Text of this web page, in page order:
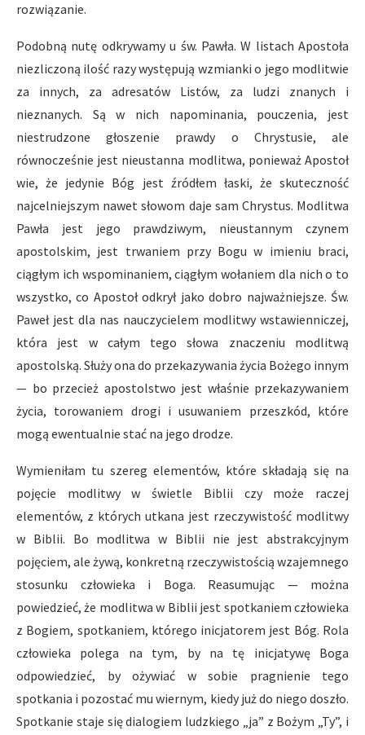
rozwiązanie.
Podobną nutę odkrywamy u św. Pawła. W listach Apostoła
niezliczoną ilość razy występują wzmianki o jego modlitwie
za innych, za adresatów Listów, za ludzi znanych i
nieznanych. Są w nich napominania, pouczenia, jest
niestrudzone głoszenie prawdy o Chrystusie, ale
równocześnie jest nieustanna modlitwa, ponieważ Apostoł
wie, że jedynie Bóg jest źródłem łaski, że skuteczność
najcelniejszym nawet słowom daje sam Chrystus. Modlitwa
Pawła jest jego prawdziwym, nieustannym czynem
apostolskim, jest trwaniem przy Bogu w imieniu braci,
ciągłym ich wspominaniem, ciągłym wołaniem dla nich o to
wszystko, co Apostoł odkrył jako dobro najważniejsze. Św.
Paweł jest dla nas nauczycielem modlitwy wstawienniczej,
która jest w całym tego słowa znaczeniu modlitwą
apostolską. Służy ona do przekazywania życia Bożego innym
— bo przecież apostolstwo jest właśnie przekazywaniem
życia, torowaniem drogi i usuwaniem przeszkód, które
mogą ewentualnie stać na jego drodze.
Wymieniłam tu szereg elementów, które składają się na
pojęcie modlitwy w świetle Biblii czy może raczej
elementów, z których utkana jest rzeczywistość modlitwy
w Biblii. Bo modlitwa w Biblii nie jest abstrakcyjnym
pojęciem, ale żywą, konkretną rzeczywistością wzajemnego
stosunku człowieka i Boga. Reasumując — można
powiedzieć, że modlitwa w Biblii jest spotkaniem człowieka
z Bogiem, spotkaniem, którego inicjatorem jest Bóg. Rola
człowieka polega na tym, by na tę inicjatywę Boga
odpowiedzieć, by ożywiać w sobie pragnienie tego
spotkania i pozostać mu wiernym, kiedy już do niego doszło.
Spotkanie staje się dialogiem ludzkiego „ja” z Bożym „Ty”, i